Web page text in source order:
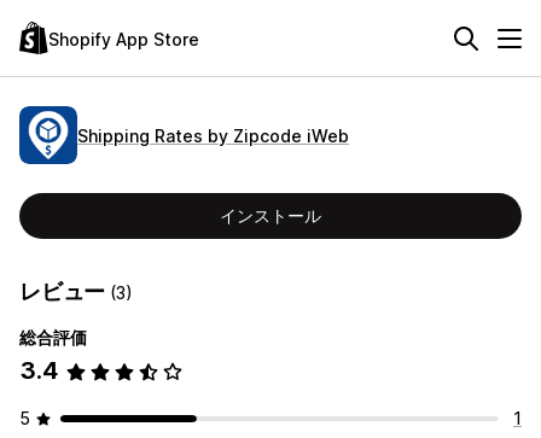
Shopify App Store
Shipping Rates by Zipcode iWeb
インストール
レビュー (3)
総合評価
3.4
5
1